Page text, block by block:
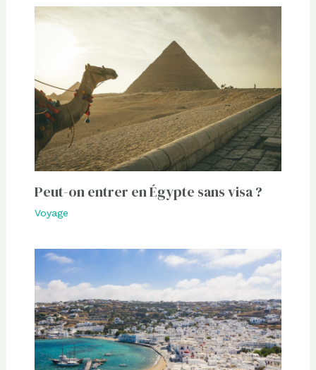
Peut-on entrer en Égypte sans visa ?
Voyage